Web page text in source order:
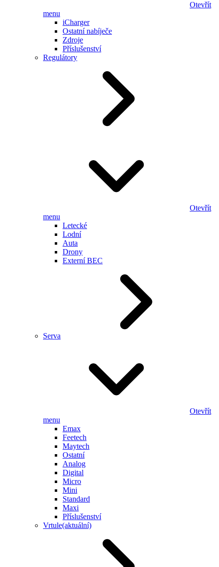
Otevřít
menu
iCharger
Ostatní nabíječe
Zdroje
Příslušenství
Regulátory
Otevřít
menu
Letecké
Lodní
Auta
Drony
Externí BEC
Serva
Otevřít
menu
Emax
Feetech
Maytech
Ostatní
Analog
Digital
Micro
Mini
Standard
Maxi
Příslušenství
Vrtule(aktuální)